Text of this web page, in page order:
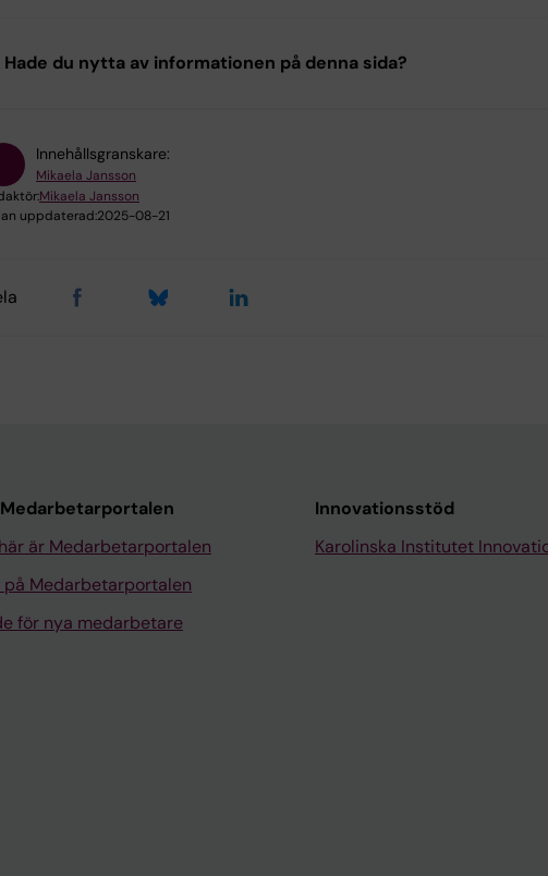
Hade du nytta av informationen på denna sida?
Innehållsgranskare:
Mikaela Jansson
Mikaela Jansson
uppdaterad:2025-08-21
är Medarbetarportalen
Medarbetarportalen
för nya medarbetare
Innovationsstöd
Karolinska Institutet